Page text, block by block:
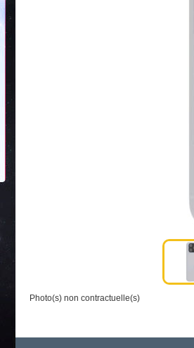
Photo(s) non contractuelle(s)